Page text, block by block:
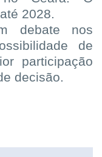
2028.
debate nos
de
participação
decisão.